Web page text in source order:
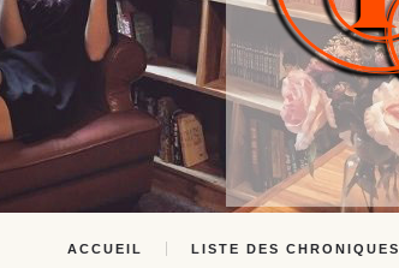
ACCUEIL LISTE DES CHRONIQUES